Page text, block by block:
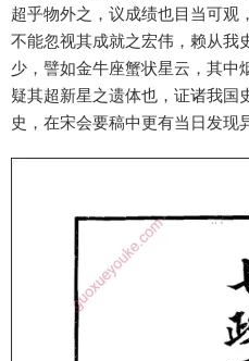
超乎物外之，议成绩也目当可观
不能忽视其成就之宏伟，赖从我
少，譬如金牛座蟹状星云，其中
疑其超新星之遗体也，证诸我国
史，在宋会要稿中更有当日发